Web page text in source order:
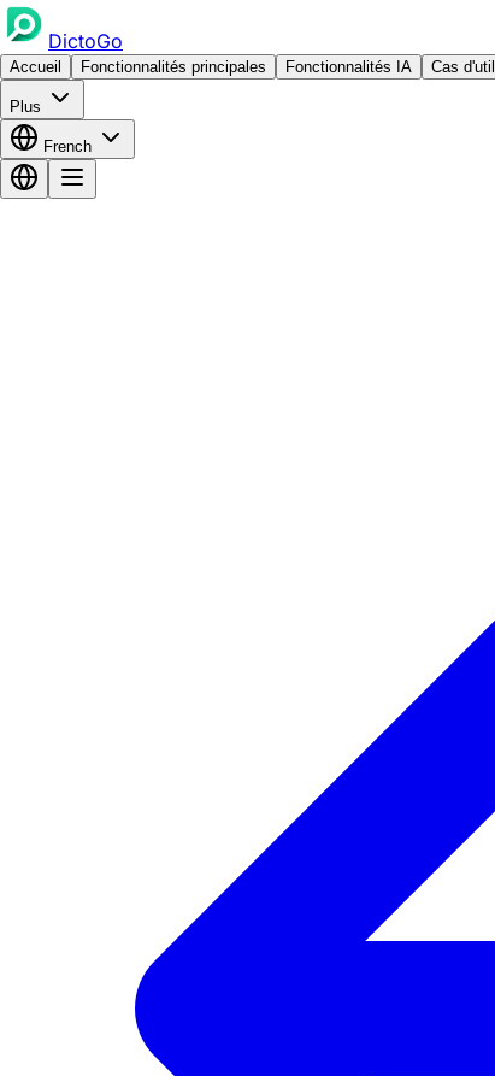
DictoGo
Accueil Fonctionnalités principales Fonctionnalités IA Cas
Plus
French